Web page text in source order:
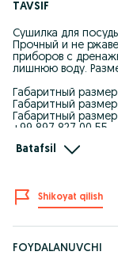
TAVSIF
Сушилка для
Прочный и не
приборов с
лишнюю воду.
Габаритный
Габаритный размер
Габаритный
+99 897 827 00 55
Idishlarni quritish
tomchilab
O'lchamlar siz
Batafsil
Shikoyat qilish
FOYDALANUVCHI